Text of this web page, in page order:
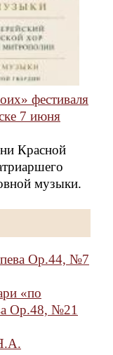
фестиваля
7 июня
Красной
музыки.
Ор.44, №7
«по
Ор.48, №21